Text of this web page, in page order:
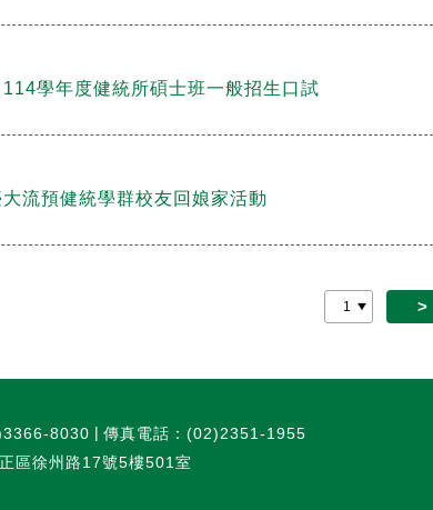
114學年度健統所碩士班一般招生口試
流預健統學群校友回娘家活動
>
8030
傳真電話：(02)2351-1955
區徐州路17號5樓501室